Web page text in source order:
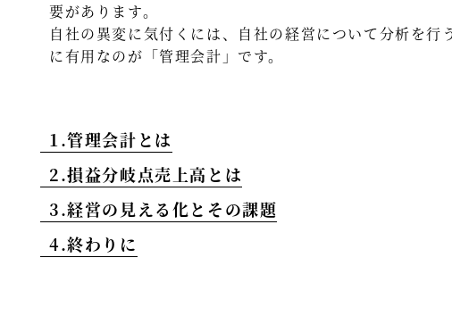
要があります。
自社の異変に気付くには、自社の経営について分析を行
に有用なのが「管理会計」です。
1.管理会計とは
2.損益分岐点売上高とは
3.経営の見える化とその課題
4.終わりに